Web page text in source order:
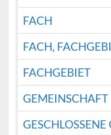
FACH
FACH,
FACHGEBIET
GEMEINSCHAFT
GESCHLOSSENE